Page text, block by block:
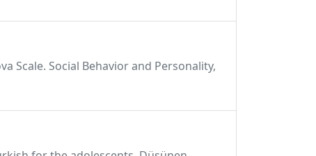
Scale. Social Behavior and Personality,